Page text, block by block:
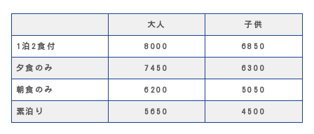
大人 子供
1泊2食付 8000 6850
夕食のみ 7450 6300
朝食のみ 6200 5050
素泊り 5650 4500